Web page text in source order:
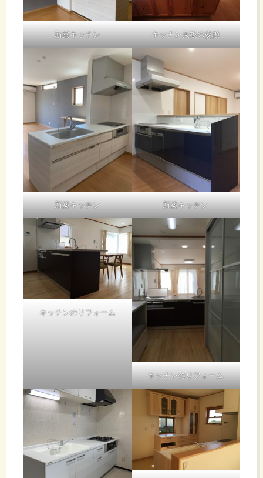
新築キッチン キッチン天板の交換
新築キッチン 新築キッチン
キッチンのリフォーム
キッチンのリフォーム